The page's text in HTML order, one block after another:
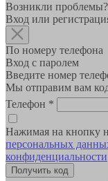
Возникли проблемы?
Вход или
По номеру телефона
Вход с паролем
Введите номер
Мы отправим вам
Телефон *
Нажимая на кнопку
персональных
конфиденциальности